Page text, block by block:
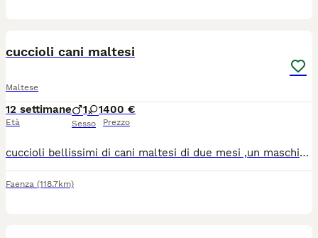
cuccioli cani maltesi
Maltese
12 settimane
Età
1 1
Sesso
400 €
Prezzo
cuccioli bellissimi di cani maltesi di due mesi ,un maschio e una femmina. per altre info contattatemi in privato. prezzo leggermente trattabile.
Faenza (118.7km)